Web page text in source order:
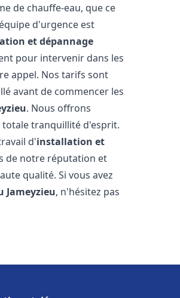
de chauffe-eau, que ce
d'urgence est
et dépannage
pour intervenir dans les
appel. Nos tarifs sont
avant de commencer les
. Nous offrons
totale tranquillité d'esprit.
d'installation et
de notre réputation et
qualité. Si vous avez
Jameyzieu, n'hésitez pas